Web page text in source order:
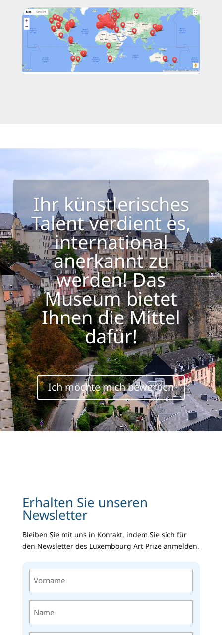
Ihr künstlerisches
Talent verdient es,
international
anerkannt zu
werden! Das
Museum bietet
Ihnen die Mittel
dafür!
Ich möchte mich bewerben
Erhalten Sie unseren
Newsletter
Bleiben Sie mit uns in Kontakt, indem Sie sich für
den Newsletter des Luxembourg Art Prize anmelden.